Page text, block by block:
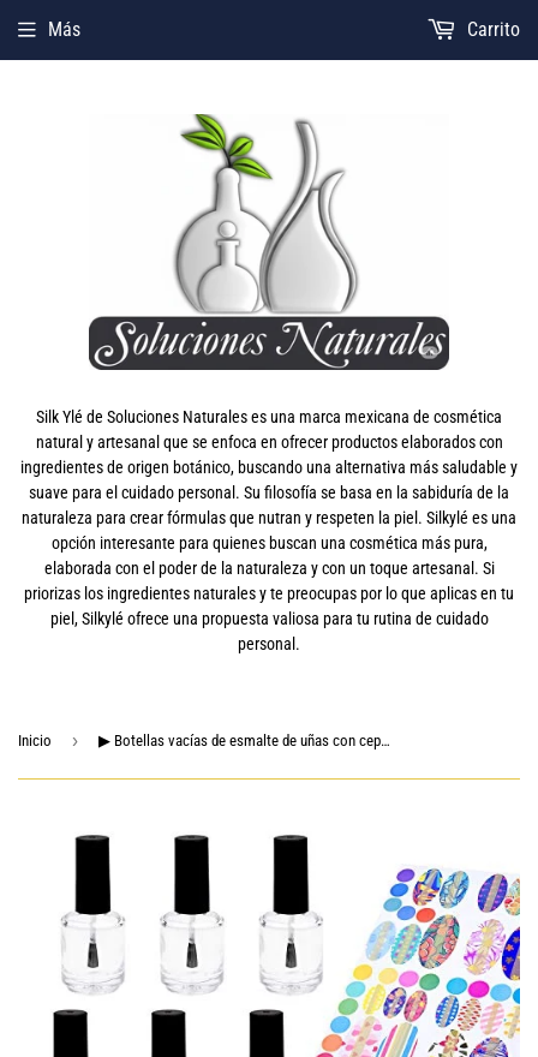
Silk Ylé de Soluciones Naturales es una marca mexicana de cosmética
natural y artesanal que se enfoca en ofrecer productos elaborados con
ingredientes de origen botánico, buscando una alternativa más saludable y
suave para el cuidado personal. Su filosofía se basa en la sabiduría de la
naturaleza para crear fórmulas que nutran y respeten la piel. Silkylé es una
opción interesante para quienes buscan una cosmética más pura,
elaborada con el poder de la naturaleza y con un toque artesanal. Si
priorizas los ingredientes naturales y te preocupas por lo que aplicas en tu
piel, Silkylé ofrece una propuesta valiosa para tu rutina de cuidado
personal.
Más Carrito
Inicio › ▶ Botellas vacías de esmalte de uñas con cepillos Dupont – Juego de 6 – Cristal transparente – Incluye embudos (para un fácil relleno) y bolas de mezcla (para mejores resultados de mezcla) – Haz tu propio esmalte de uñas